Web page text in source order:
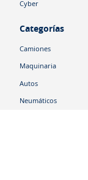
Cyber
Categorías
Camiones
Maquinaria
Autos
Neumáticos